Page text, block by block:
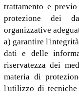
trattamento e
protezione dei
organizzative
a) garantire
dati e delle
riservatezza dei
materia di
l'utilizzo di